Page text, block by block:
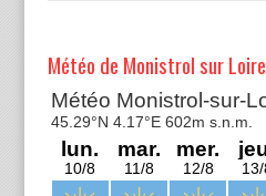
Météo de Monistrol sur Loire